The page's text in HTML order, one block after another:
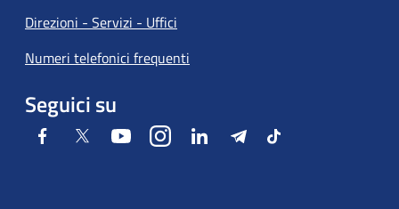
Direzioni - Servizi - Uffici
Numeri telefonici frequenti
Seguici su
Facebook Twitter YoutubeInstagramLinkedIn TelegramTiktok